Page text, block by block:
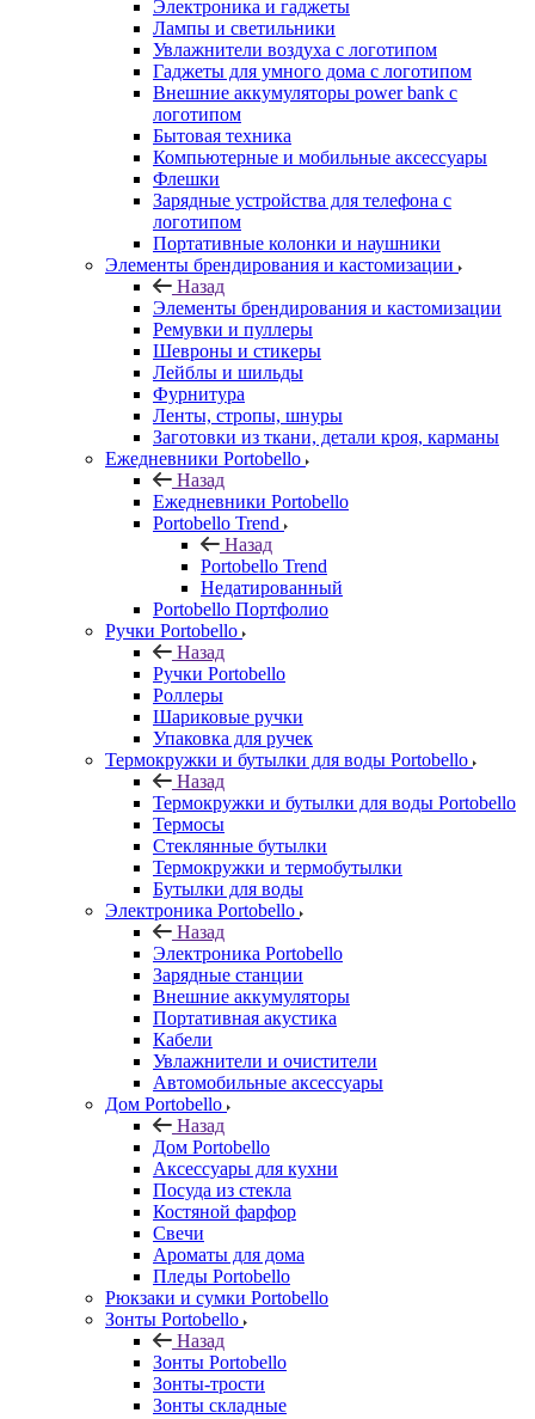
Электроника и гаджеты
Лампы и светильники
Увлажнители воздуха с логотипом
Гаджеты для умного дома с логотипом
Внешние аккумуляторы power bank с
логотипом
Бытовая техника
Компьютерные и мобильные аксессуары
Флешки
Зарядные устройства для телефона с
логотипом
Портативные колонки и наушники
Элементы брендирования и кастомизации
Назад
Элементы брендирования и кастомизации
Ремувки и пуллеры
Шевроны и стикеры
Лейблы и шильды
Фурнитура
Ленты, стропы, шнуры
Заготовки из ткани, детали кроя, карманы
Ежедневники Portobello
Назад
Ежедневники Portobello
Portobello Trend
Назад
Portobello Trend
Недатированный
Portobello Портфолио
Ручки Portobello
Назад
Ручки Portobello
Роллеры
Шариковые ручки
Упаковка для ручек
Термокружки и бутылки для воды Portobello
Назад
Термокружки и бутылки для воды Portobello
Термосы
Стеклянные бутылки
Термокружки и термобутылки
Бутылки для воды
Электроника Portobello
Назад
Электроника Portobello
Зарядные станции
Внешние аккумуляторы
Портативная акустика
Кабели
Увлажнители и очистители
Автомобильные аксессуары
Дом Portobello
Назад
Дом Portobello
Аксессуары для кухни
Посуда из стекла
Костяной фарфор
Свечи
Ароматы для дома
Пледы Portobello
Рюкзаки и сумки Portobello
Зонты Portobello
Назад
Зонты Portobello
Зонты-трости
Зонты складные